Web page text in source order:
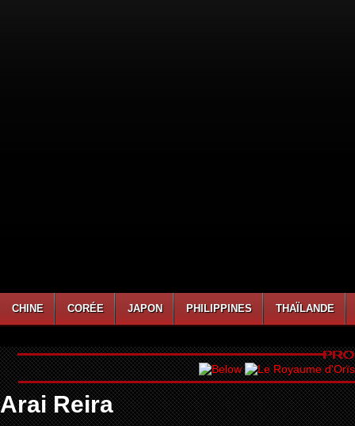
CHINE CORÉE JAPON PHILIPPINES THAÏLANDE
Arai Reira